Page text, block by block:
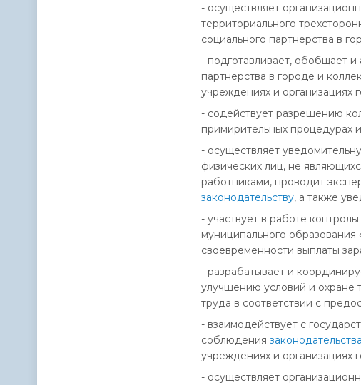
- осуществляет
территориального
социального партнерства в
- подготавливает, обобщает
партнерства в городе и
учреждениях и организациях
- содействует разрешению
примирительных процедурах
- осуществляет
физических лиц, не
работниками, проводит
законодательству, а также
- участвует в работе
муниципального образования
своевременности выплаты
- разрабатывает и
улучшению условий и охране
труда в соответствии с
- взаимодействует с
соблюдения законодательства
учреждениях и организациях
- осуществляет